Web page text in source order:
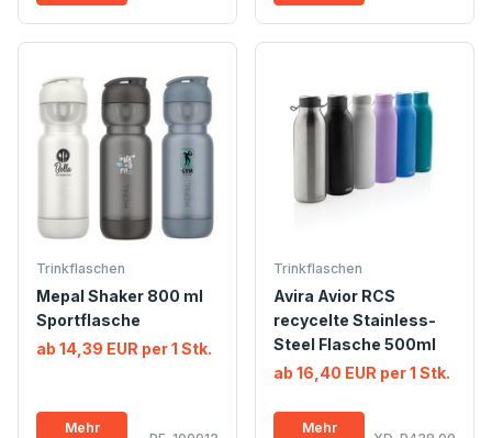
Trinkflaschen
Mepal Shaker 800 ml
Sportflasche
ab 14,39 EUR per 1 Stk.
Mehr
Trinkflaschen
Avira Avior RCS
recycelte Stainless-
Steel Flasche 500ml
ab 16,40 EUR per 1 Stk.
Mehr